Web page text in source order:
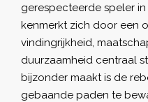
gerespecteerde speler
kenmerkt zich door een
vindingrijkheid,
duurzaamheid centraal
bijzonder maakt is de
gebaande paden te